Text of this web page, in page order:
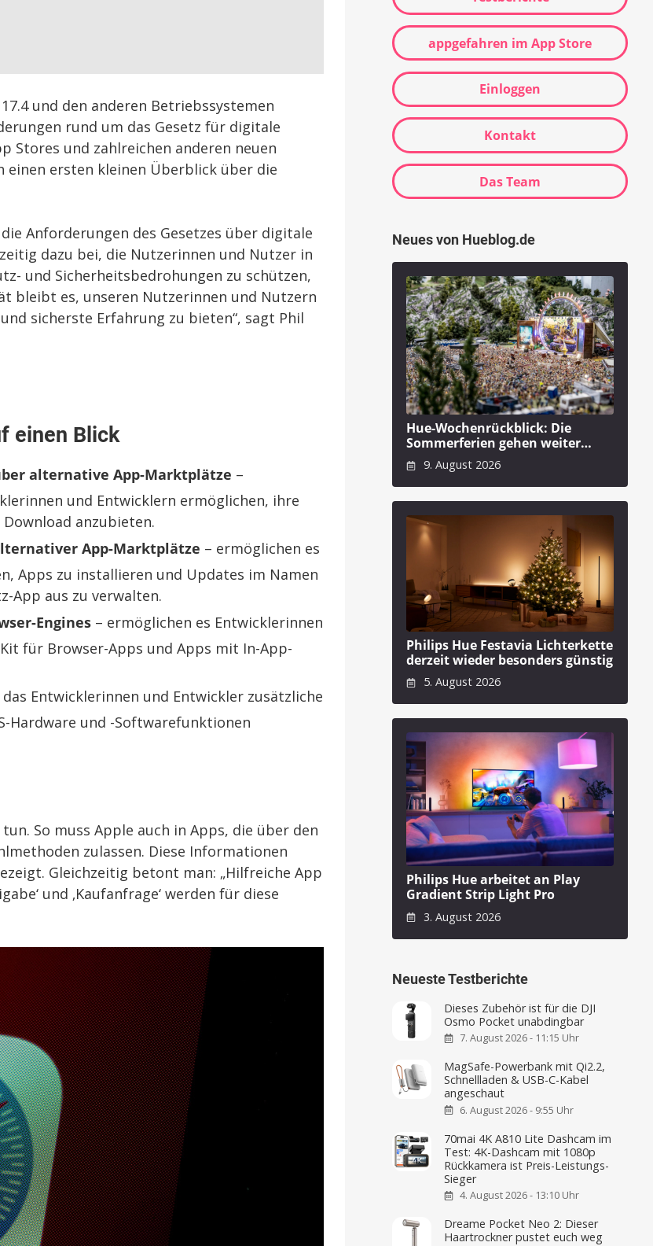
und den anderen Betriebssystemen
rund um das Gesetz für digitale
Stores und zahlreichen anderen neuen
einen ersten kleinen Überblick über die
Anforderungen des Gesetzes über digitale
dazu bei, die Nutzerinnen und Nutzer in
und Sicherheitsbedrohungen zu schützen,
bleibt es, unseren Nutzerinnen und Nutzern
sicherste Erfahrung zu bieten“, sagt Phil
einen Blick
alternative App-Marktplätze –
und Entwicklern ermöglichen, ihre
anzubieten.
App-Marktplätze – ermöglichen es
Apps zu installieren und Updates im Namen
App aus zu verwalten.
Engines – ermöglichen es Entwicklerinnen
für Browser-Apps und Apps mit In-App-
Entwicklerinnen und Entwickler zusätzliche
Hardware und -Softwarefunktionen
So muss Apple auch in Apps, die über den
zulassen. Diese Informationen
Gleichzeitig betont man: „Hilfreiche App
und ‚Kaufanfrage‘ werden für diese
appgefahren im App Store
Einloggen
Kontakt
Das Team
Neues von Hueblog.de
Hue-Wochenrückblick: Die
Sommerferien gehen weiter…
9. August 2026
Philips Hue Festavia Lichterkette
derzeit wieder besonders günstig
5. August 2026
Philips Hue arbeitet an Play
Gradient Strip Light Pro
3. August 2026
Neueste Testberichte
Dieses Zubehör ist für die DJI
Osmo Pocket unabdingbar
7. August 2026 - 11:15 Uhr
MagSafe-Powerbank mit Qi2.2,
Schnellladen & USB-C-Kabel
angeschaut
6. August 2026 - 9:55 Uhr
70mai 4K A810 Lite Dashcam im
Test: 4K-Dashcam mit 1080p
Rückkamera ist Preis-Leistungs-
Sieger
4. August 2026 - 13:10 Uhr
Dreame Pocket Neo 2: Dieser
Haartrockner pustet euch weg